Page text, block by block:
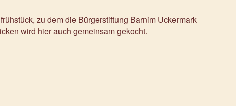
zu dem die Bürgerstiftung Barnim Uckermark
wird hier auch gemeinsam gekocht.